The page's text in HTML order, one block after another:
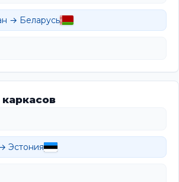
→ Беларусь
Эстония